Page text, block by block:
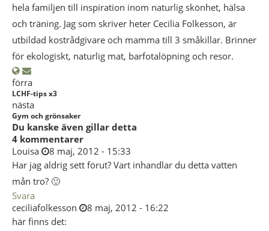
hela familjen till inspiration inom naturlig skönhet, hälsa
och träning. Jag som skriver heter Cecilia Folkesson, är
utbildad kostrådgivare och mamma till 3 småkillar. Brinner
för ekologiskt, naturlig mat, barfotalöpning och resor.
förra
LCHF-tips x3
nästa
Gym och grönsaker
Du kanske även gillar detta
4 kommentarer
Louisa
8 maj, 2012 - 15:33
Har jag aldrig sett förut? Vart inhandlar du detta vatten
mån tro? 🙂
Svara
ceciliafolkesson
8 maj, 2012 - 16:22
här finns det: